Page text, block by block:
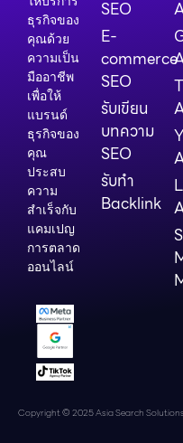
ธุรกิจของ
คุณด้วย
ความเป็น
มืออาชีพ
เพื่อให้
แบรนด์
ธุรกิจของ
คุณ
ประสบ
ความ
สำเร็จกับ
แคมเปญ
การตลาด
ออนไลน์
SEO
E-
commerce
SEO
รับเขียน
บทความ
SEO
รับทำ
Backlink
Copyright © 2025 Asia Search